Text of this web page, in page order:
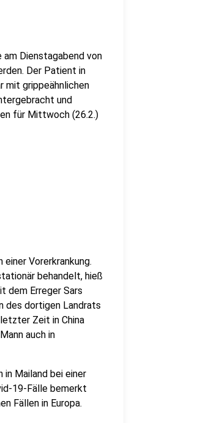
Dienstagabend von
Der Patient in
mit grippeähnlichen
und
für Mittwoch (26.2.)
Vorerkrankung.
behandelt, hieß
dem Erreger Sars
des dortigen Landrats
Zeit in China
auch in
Mailand bei einer
19-Fälle bemerkt
Fällen in Europa.